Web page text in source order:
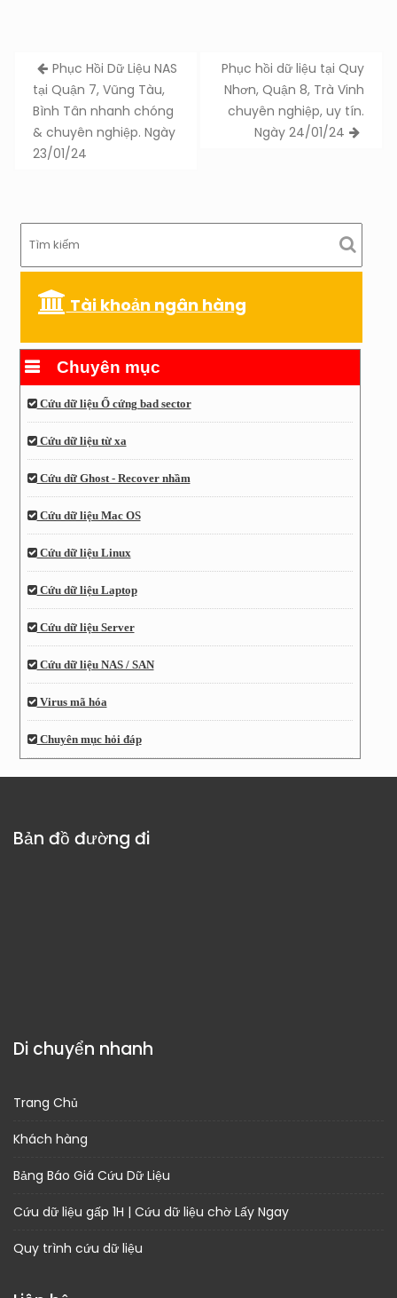
Post
navigation
Phục Hồi Dữ Liệu NAS
tại Quận 7, Vũng Tàu,
Bình Tân nhanh chóng
& chuyên nghiệp. Ngày
23/01/24
Phục hồi dữ liệu tại Quy
Nhơn, Quận 8, Trà Vinh
chuyên nghiệp, uy tín.
Ngày 24/01/24
Tài khoản ngân hàng
Chuyên mục
Cứu dữ liệu Ổ cứng bad sector
Cứu dữ liệu từ xa
Cứu dữ Ghost - Recover nhầm
Cứu dữ liệu Mac OS
Cứu dữ liệu Linux
Cứu dữ liệu Laptop
Cứu dữ liệu Server
Cứu dữ liệu NAS / SAN
Virus mã hóa
Chuyên mục hỏi đáp
Bản đồ đường đi
Di chuyển nhanh
Trang Chủ
Khách hàng
Bảng Báo Giá Cứu Dữ Liệu
Cứu dữ liệu gấp 1H | Cứu dữ liệu chờ Lấy Ngay
Quy trình cứu dữ liệu